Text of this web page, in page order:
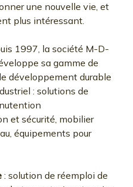
une nouvelle vie, et
plus intéressant.
1997, la société M-D-
sa gamme de
développement durable
: solutions de
et sécurité, mobilier
équipements pour
: solution de réemploi de